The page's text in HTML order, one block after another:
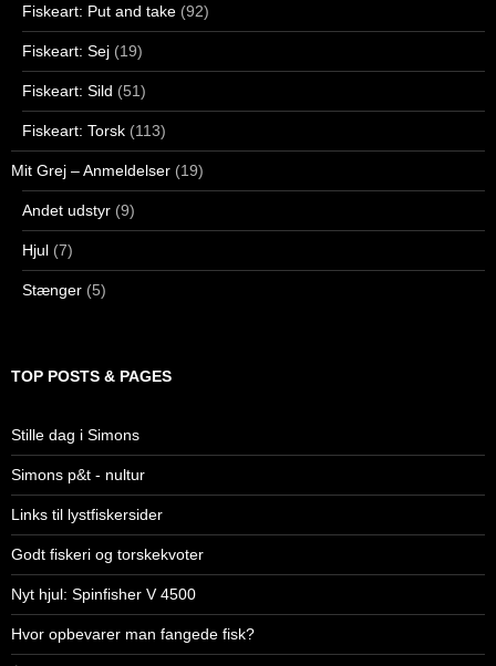
Fiskeart: Put and take (92)
Fiskeart: Sej (19)
Fiskeart: Sild (51)
Fiskeart: Torsk (113)
Mit Grej – Anmeldelser (19)
Andet udstyr (9)
Hjul (7)
Stænger (5)
TOP POSTS & PAGES
Stille dag i Simons
Simons p&t - nultur
Links til lystfiskersider
Godt fiskeri og torskekvoter
Nyt hjul: Spinfisher V 4500
Hvor opbevarer man fangede fisk?